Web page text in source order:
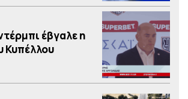
έβγαλε η
Κυπέλλου